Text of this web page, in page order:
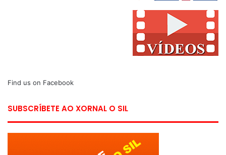
Find us on Facebook
SUBSCRÍBETE AO XORNAL O SIL